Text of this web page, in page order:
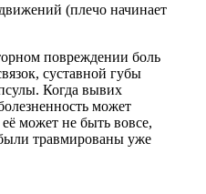
(плечо начинает
повреждении боль
суставной губы
Когда вывих
может
может не быть вовсе,
травмированы уже